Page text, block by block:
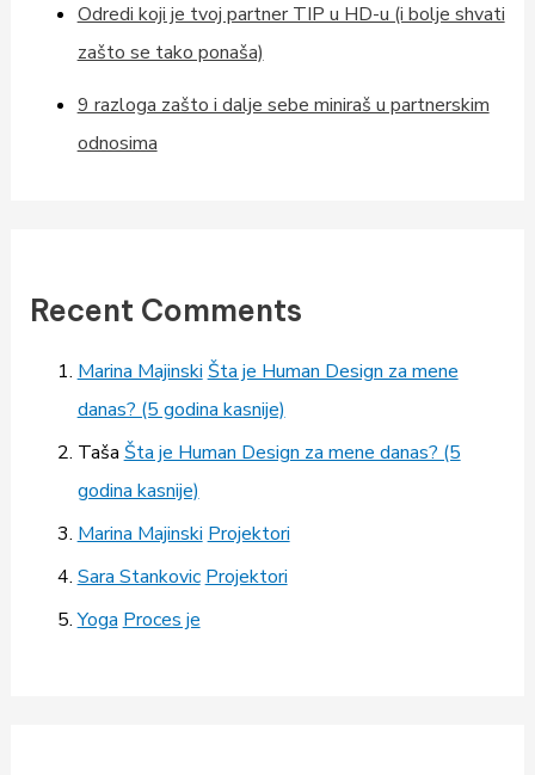
Odredi koji je tvoj partner TIP u HD-u (i bolje shvati
zašto se tako ponaša)
9 razloga zašto i dalje sebe miniraš u partnerskim
odnosima
Recent Comments
Marina Majinski Šta je Human Design za mene
danas? (5 godina kasnije)
Taša Šta je Human Design za mene danas? (5
godina kasnije)
Marina Majinski Projektori
Sara Stankovic Projektori
Yoga Proces je